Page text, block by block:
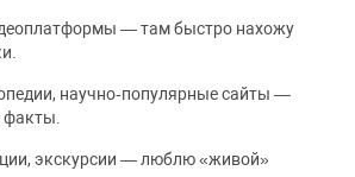
— там быстро нахожу
научно‑популярные сайты —
экскурсии — люблю «живой»